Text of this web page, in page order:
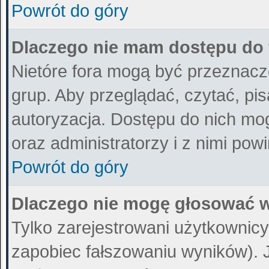
Powrót do góry
Dlaczego nie mam dostępu
Nietóre fora mogą być
grup. Aby przeglądać, czytać,
autoryzacja. Dostępu do nich
oraz administratorzy i z nimi
Powrót do góry
Dlaczego nie mogę głosować
Tylko zarejestrowani
zapobiec fałszowaniu wyników).